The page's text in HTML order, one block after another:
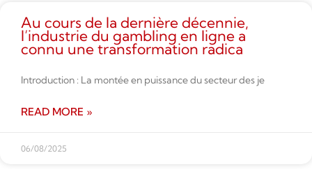
Au cours de la dernière décennie,
l’industrie du gambling en ligne a
connu une transformation radica
Introduction : La montée en puissance du secteur des je
READ MORE »
06/08/2025